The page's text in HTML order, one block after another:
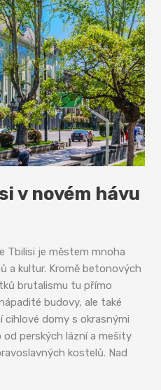
v novém hávu
Tbilisi je městem mnoha
a kultur. Kromě betonových
brutalismu tu přímo
budovy, ale také
domy s okrasnými
od perských lázní a mešity
kostelů. Nad